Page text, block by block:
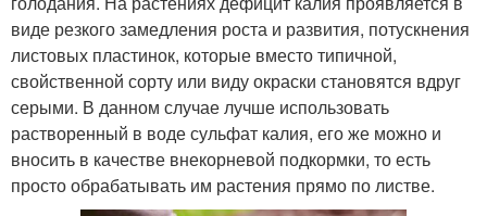
виде резкого замедления роста и развития, потускнения
листовых пластинок, которые вместо типичной,
свойственной сорту или виду окраски становятся вдруг
серыми. В данном случае лучше использовать
растворенный в воде сульфат калия, его же можно и
вносить в качестве внекорневой подкормки, то есть
просто обрабатывать им растения прямо по листве.